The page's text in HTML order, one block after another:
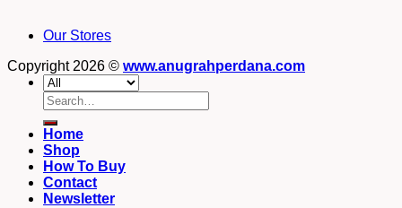
Our Stores
Copyright 2026 © www.anugrahperdana.com
Search
for:
Home
Shop
How To Buy
Contact
Newsletter